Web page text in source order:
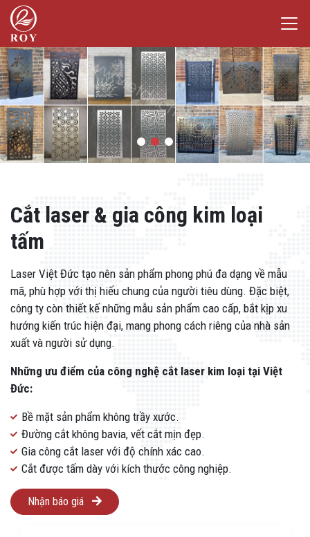
Chuyển đến nội dung
Laser Việt Đức
Cắt laser & gia công kim loại
tấm
Laser Việt Đức tạo nên sản phẩm phong phú đa dạng về mẫu
mã, phù hợp với thị hiếu chung của người tiêu dùng. Đặc biệt,
công ty còn thiết kế những mẫu sản phẩm cao cấp, bắt kịp xu
hướng kiến trúc hiện đại, mang phong cách riêng của nhà sản
xuất và người sử dụng.
Những ưu điểm của công nghệ cắt laser kim loại tại Việt
Đức:
Bề mặt sản phẩm không trầy xước.
Đường cắt không bavia, vết cắt mịn đẹp.
Gia công cắt laser với độ chính xác cao.
Cắt được tấm dày với kích thước công nghiệp.
Nhận báo giá